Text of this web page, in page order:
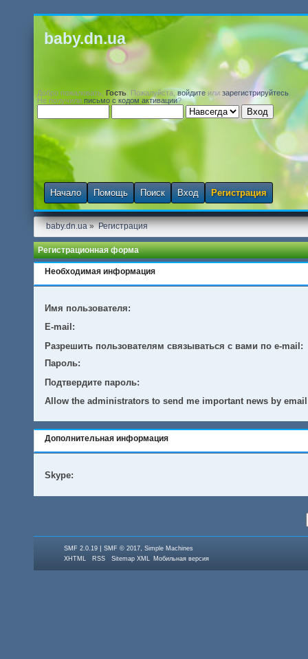
baby.dn.ua
Добро пожаловать, Гость . Пожалуйста,войдите или зарегистрируйтесь
Не получили письмо с кодом активации?
Начало Помощь Поиск Вход Регистрация
baby.dn.ua» Регистрация
Регистрационная форма
Необходимая информация
Имя пользователя:
E-mail:
Разрешить пользователям связываться с вами по e-mail:
Пароль:
Подтвердите пароль:
Allow the administrators to send me important news by
Дополнительная информация
Skype:
SMF 2.0.19 |SMF © 2017 ,Simple Machines
XHTML
RSS Sitemap XML Мобильная версия